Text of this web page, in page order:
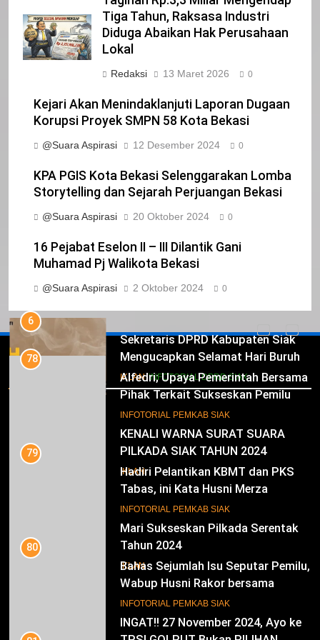
Tiga Tahun, Raksasa Industri
Diduga Abaikan Hak Perusahaan
Lokal
Redaksi 13 Maret 2026 0
Kejari Akan Menindaklanjuti Laporan Dugaan
Korupsi Proyek SMPN 58 Kota Bekasi
@Suara Aspirasi 12 Desember 2024 0
KPA PGIS Kota Bekasi Selenggarakan Lomba
Storytelling dan Sejarah Perjuangan Bekasi
@Suara Aspirasi 20 Oktober 2024 0
16 Pejabat Eselon II – III Dilantik Gani
Muhamad Pj Walikota Bekasi
@Suara Aspirasi 2 Oktober 2024 0
Iklan
Bupati Dan Wakil Bupati Siak
Periode 2025-2030
4
Pemerintah Kabupaten Siak
Mengucapkan Selamat Atas
Bupati Dan Wakil Bupati Siak
Periode 2025-2030
DPRD Kabupaten Siak
Mengucapkan Selamat Hari
Pendidikan Nasional
IKLAN
Sekretaris DPRD Kabupaten Siak
Mengucapkan Selamat Hari Buruh
IKLAN INFOTORIAL DPRD SIAK
7
KENALI WARNA SURAT SUARA
PILKADA SIAK TAHUN 2024
IKLAN
Mari Sukseskan Pilkada Serentak
Tahun 2024
IKLAN
INGAT!! 27 November 2024, Ayo ke
TPS! GOLPUT Bukan PILIHAN
IKLAN
Pimpinan Dan Anggota DPRD Siak
78
Alfedri; Upaya Pemerintah Bersama
79
Hadiri Pelantikan KBMT dan PKS
Tabas, ini Kata Husni Merza
INFOTORIAL PEMKAB SIAK
80
Bahas Sejumlah Isu Seputar Pemilu,
Wabup Husni Rakor bersama
Gubernur Riau
INFOTORIAL PEMKAB SIAK
81
Sekda Arfan; Mari Jadikan
Rasulullah Suri Tauladan Umat
INFOTORIAL PEMKAB SIAK